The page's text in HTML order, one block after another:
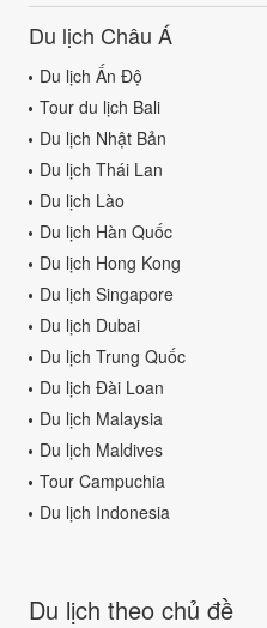
Du lịch Châu Á
Du lịch Ấn Độ
Tour du lịch Bali
Du lịch Nhật Bản
Du lịch Thái Lan
Du lịch Lào
Du lịch Hàn Quốc
Du lịch Hong Kong
Du lịch Singapore
Du lịch Dubai
Du lịch Trung Quốc
Du lịch Đài Loan
Du lịch Malaysia
Du lịch Maldives
Tour Campuchia
Du lịch Indonesia
Du lịch theo chủ đề